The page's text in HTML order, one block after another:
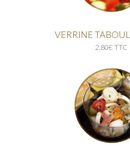
VERRINE
2,80€ TTC